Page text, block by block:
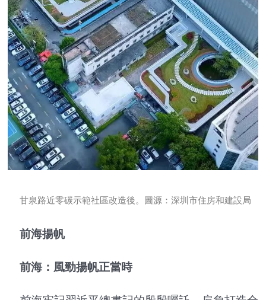
甘泉路近零碳示範社區改造後。圖源：深圳市住房和建設局
前海揚帆
前海：風勁揚帆正當時